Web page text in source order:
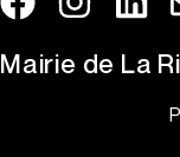
Mairie de La